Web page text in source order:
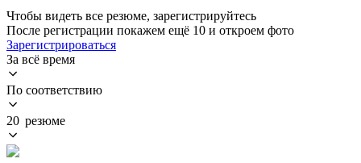
Чтобы видеть все резюме, зарегистрируйтесь
После регистрации покажем ещё 10 и откроем фото
Зарегистрироваться
За всё время
По соответствию
20 резюме